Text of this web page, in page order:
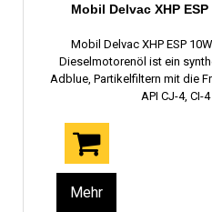
Mobil Delvac XHP
Mobil Delvac XHP ESP
Dieselmotorenöl ist ein
Adblue, Partikelfiltern mit die
API CJ-4, CI-
Mehr